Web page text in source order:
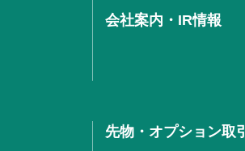
会社案内・IR情報
先物・オプション取引